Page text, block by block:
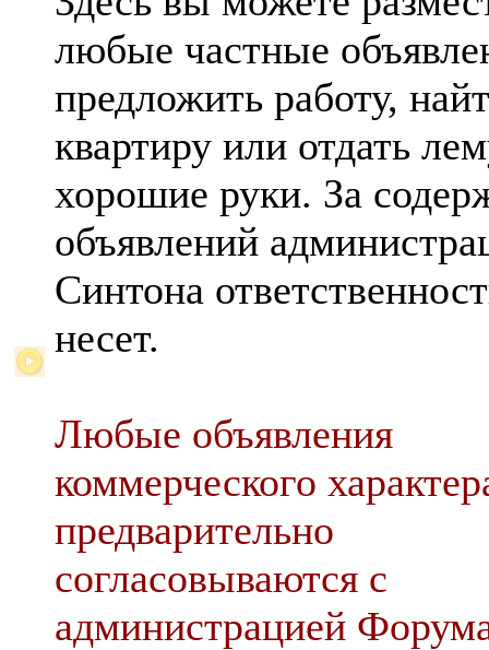
любые частные
предложить работу,
квартиру или отдать
хорошие руки. За
объявлений
Синтона
несет.
Любые объявления
коммерческого
предварительно
согласовываются с
администрацией